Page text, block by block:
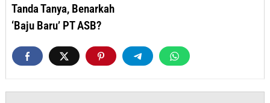
Tanda Tanya, Benarkah
‘Baju Baru’ PT ASB?